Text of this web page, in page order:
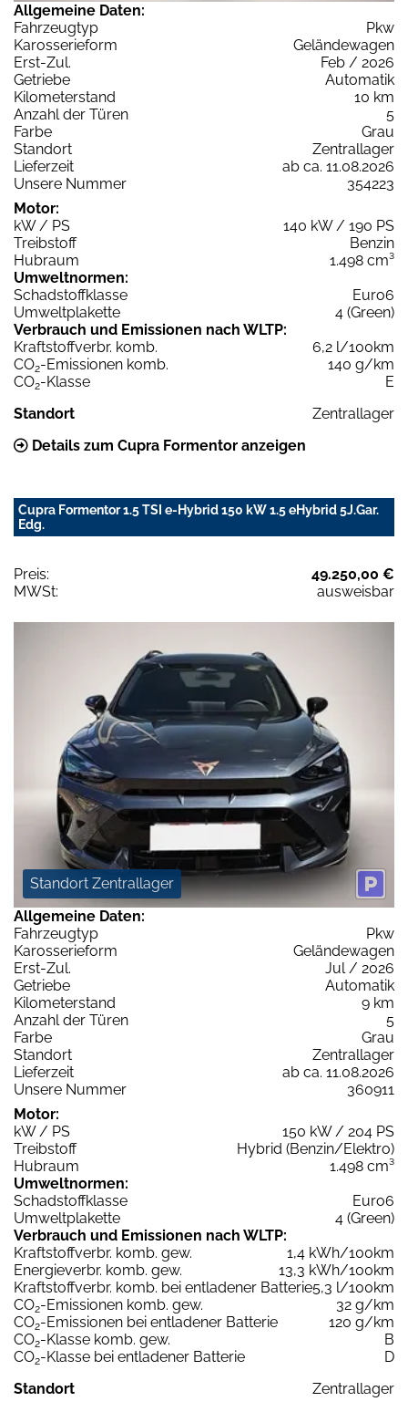
Allgemeine Daten:
Fahrzeugtyp
Pkw
Karosserieform
Geländewagen
Erst-Zul.
Feb / 2026
Getriebe
Automatik
Kilometerstand
10 km
Anzahl der Türen
5
Farbe
Grau
Standort
Zentrallager
Lieferzeit
ab ca. 11.08.2026
Unsere Nummer
354223
Motor:
kW / PS
140 kW / 190 PS
Treibstoff
Benzin
Hubraum
1.498 cm³
Umweltnormen:
Schadstoffklasse
Euro6
Umweltplakette
4 (Green)
Verbrauch und Emissionen nach WLTP:
Kraftstoffverbr. komb.
6,2 l/100km
CO2-Emissionen komb.
140 g/km
CO2-Klasse
E
Standort
Zentrallager
Details zum Cupra Formentor anzeigen
Cupra Formentor 1.5 TSI e-Hybrid 150 kW 1.5 eHybrid 5J.Gar.
Edg.
Preis:
49.250,00 €
MWSt:
ausweisbar
Standort Zentrallager
Allgemeine Daten:
Fahrzeugtyp
Pkw
Karosserieform
Geländewagen
Erst-Zul.
Jul / 2026
Getriebe
Automatik
Kilometerstand
9 km
Anzahl der Türen
5
Farbe
Grau
Standort
Zentrallager
Lieferzeit
ab ca. 11.08.2026
Unsere Nummer
360911
Motor:
kW / PS
150 kW / 204 PS
Treibstoff
Hybrid (Benzin/Elektro)
Hubraum
1.498 cm³
Umweltnormen:
Schadstoffklasse
Euro6
Umweltplakette
4 (Green)
Verbrauch und Emissionen nach WLTP:
Kraftstoffverbr. komb. gew.
1,4 kWh/100km
Energieverbr. komb. gew.
13,3 kWh/100km
Kraftstoffverbr. komb. bei entladener Batterie5,3 l/100km
CO2-Emissionen komb. gew.
32 g/km
CO2-Emissionen bei entladener Batterie
120 g/km
CO2-Klasse komb. gew.
B
CO2-Klasse bei entladener Batterie
D
Standort
Zentrallager